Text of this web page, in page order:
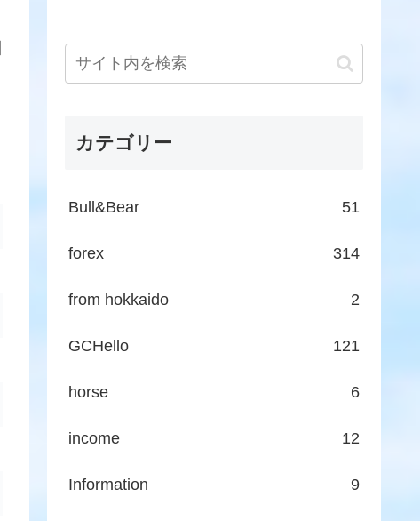
カテゴリー
Bull&Bear 51
forex 314
from hokkaido 2
GCHello 121
horse 6
income 12
Information 9